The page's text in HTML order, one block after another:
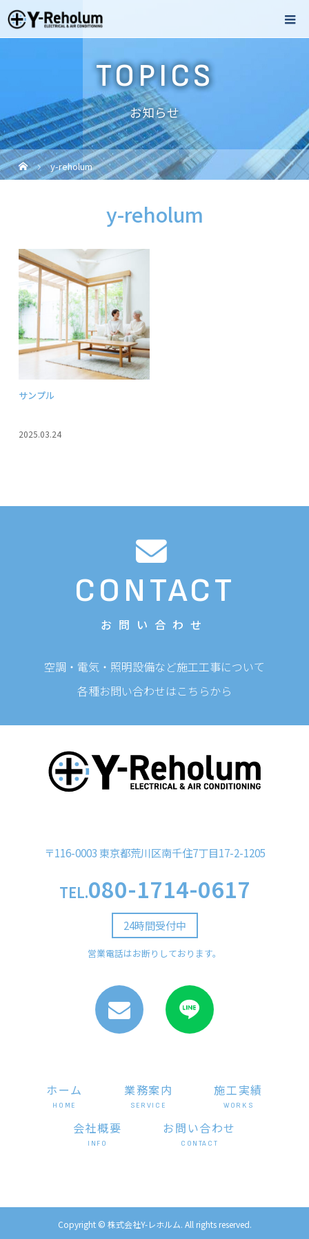
TOPICS
お知らせ
y-reholum
y-reholum
サンプル
2025.03.24
CONTACT
お問い合わせ
空調・電気・照明設備など施工工事について
各種お問い合わせはこちらから
〒116-0003 東京都荒川区南千住7丁目17-2-1205
TEL.080-1714-0617
24時間受付中
営業電話はお断りしております。
ホーム 業務案内 施工実績
会社概要 お問い合わせ
Copyright © 株式会社Y-レホルム. All rights reserved.